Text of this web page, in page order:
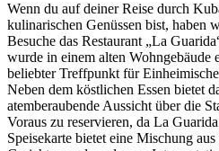
Wenn du auf deiner Reise durch
kulinarischen Genüssen bist, haben
Besuche das Restaurant „La
wurde in einem alten Wohngebäude
beliebter Treffpunkt für
Neben dem köstlichen Essen bietet
atemberaubende Aussicht über die
Voraus zu reservieren, da La
Speisekarte bietet eine Mischung